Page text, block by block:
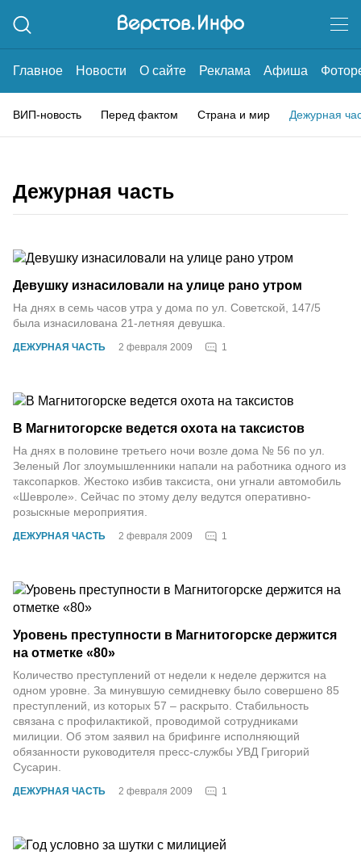
Главное Новости О сайте Реклама Афиша
ВИП-новость Перед фактом Страна и мир Дежурная
Дежурная часть
ДЕЖУРНАЯ ЧАСТЬ 2 февраля 2009 1
Девушку изнасиловали на улице рано утром
На днях в семь часов утра у дома по ул. Советской, 147/5
была изнасилована 21-летняя девушка.
ДЕЖУРНАЯ ЧАСТЬ 2 февраля 2009 1
В Магнитогорске ведется охота на таксистов
На днях в половине третьего ночи возле дома № 56 по ул.
Зеленый Лог злоумышленники напали на работника одного из
таксопарков. Жестоко избив таксиста, они угнали автомобиль
«Шевроле». Сейчас по этому делу ведутся оперативно-
розыскные мероприятия.
ДЕЖУРНАЯ ЧАСТЬ 2 февраля 2009 1
Уровень преступности в Магнитогорске держится
на отметке «80»
Количество преступлений от недели к неделе держится на
одном уровне. За минувшую семидневку было совершено 85
преступлений, из которых 57 – раскрыто. Стабильность
связана с профилактикой, проводимой сотрудниками
милиции. Об этом заявил на брифинге исполняющий
обязанности руководителя пресс-службы УВД Григорий
Сусарин.